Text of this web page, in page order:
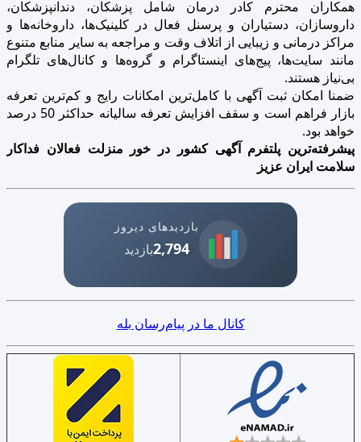
همکاران محترم کادر درمان شامل پزشکان، دندانپزشکان،
داروسازان، دستیاران و پرسنل فعال در کلینیک‌ها، داروخانه‌ها و
مراکز درمانی و زیبایی از اتلاف وقت و مراجعه به سایر منابع متنوع
مانند سایت‌ها، پیج‌های اینستاگرام و گروه‌ها و کانال‌های تلگرام
بی‌نیاز هستند.
ضمنا امکان ثبت آگهی با کامل‌ترین امکانات رایج و کم‌ترین تعرفه
بازار فراهم است و سقف افزایش تعرفه سالیانه حداکثر 50 درصد
خواهد بود.
پیشرفته‌ترین پلتفرم آگهی کشور در خور منزلت فعالان فداکار
سلامت ایران عزیز
بازدیدهای دیروز
2,794بازدید
کانال ما در پیام‌رسان بله